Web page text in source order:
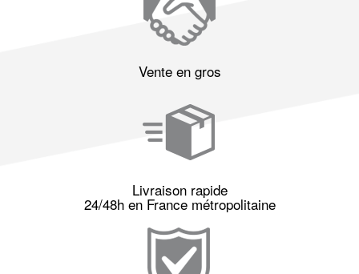
Vente en gros
Livraison rapide
24/48h en France métropolitaine